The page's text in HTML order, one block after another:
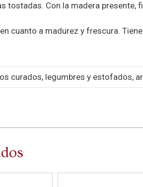
tostadas. Con la madera presente,
cuanto a madurez y frescura.
curados, legumbres y estofados,